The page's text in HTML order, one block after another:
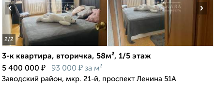
2/2
‹ ›
3-к квартира, вторичка, 58м², 1/5 этаж
5 400 000 ₽ 93 000 ₽ за м²
Заводский район, мкр. 21-й, проспект Ленина 51А